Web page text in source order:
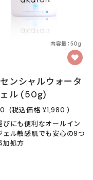
ンシャルウォータ
ル (50g)
(税込価格 ¥1,980 )
びにも便利なオールイン
ェル敏感肌でも安心の9つ
加処方